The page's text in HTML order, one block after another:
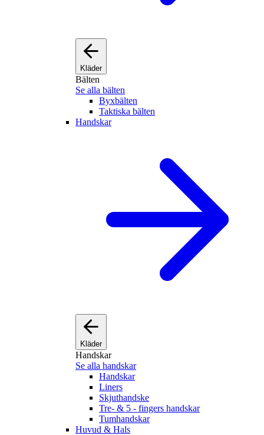
Kläder
Bälten
Se alla bälten
Byxbälten
Taktiska bälten
Handskar
Kläder
Handskar
Se alla handskar
Handskar
Liners
Skjuthandske
Tre- & 5 - fingers handskar
Tumhandskar
Huvud & Hals